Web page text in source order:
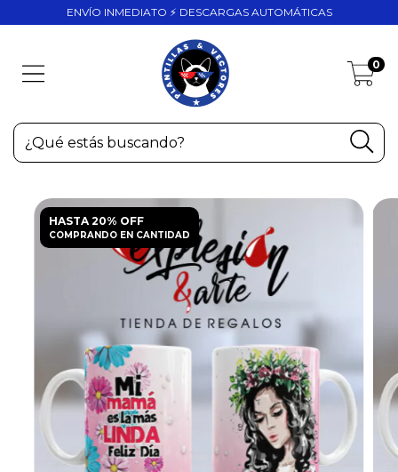
ENVÍO INMEDIATO ⚡ DESCARGAS AUTOMÁTICAS
0
HASTA 20% OFF
COMPRANDO EN CANTIDAD